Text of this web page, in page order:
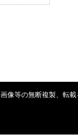
像等の無断複製、転